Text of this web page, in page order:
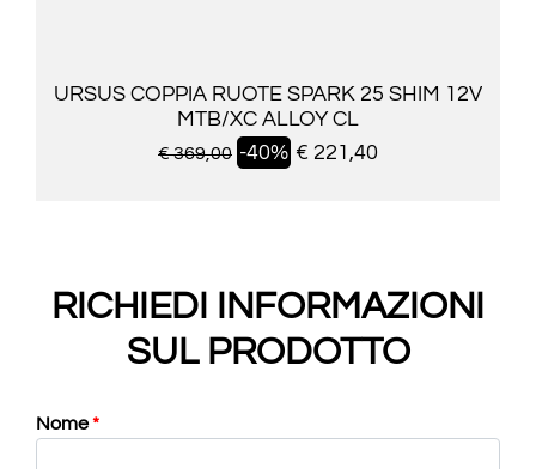
URSUS COPPIA RUOTE SPARK 25 SHIM 12V
MTB/XC ALLOY CL
€ 369,00 -40% € 221,40
RICHIEDI INFORMAZIONI
SUL PRODOTTO
Nome*